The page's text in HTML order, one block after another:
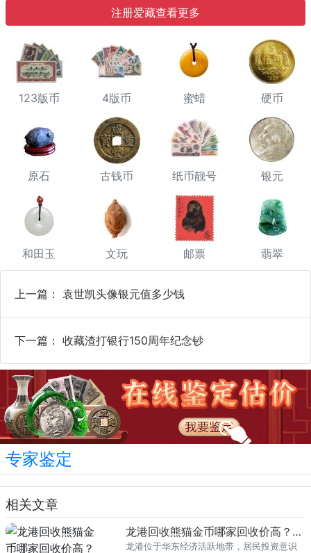
注册爱藏查看更多
123版币 4版币 蜜蜡 硬币
原石 古钱币 纸币靓号 银元
和田玉 文玩 邮票 翡翠
上一篇： 袁世凯头像银元值多少钱
下一篇： 收藏渣打银行150周年纪念钞
专家鉴定
相关文章
龙港回收熊猫金币哪家回收价高？本地榜单
龙港位于华东经济活跃地带，居民投资意识